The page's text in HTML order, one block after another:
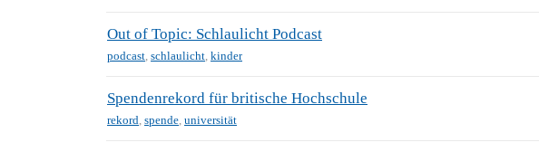
Out of Topic: Schlaulicht Podcast
podcast, schlaulicht, kinder
Spendenrekord für britische Hochschule
rekord, spende, universität